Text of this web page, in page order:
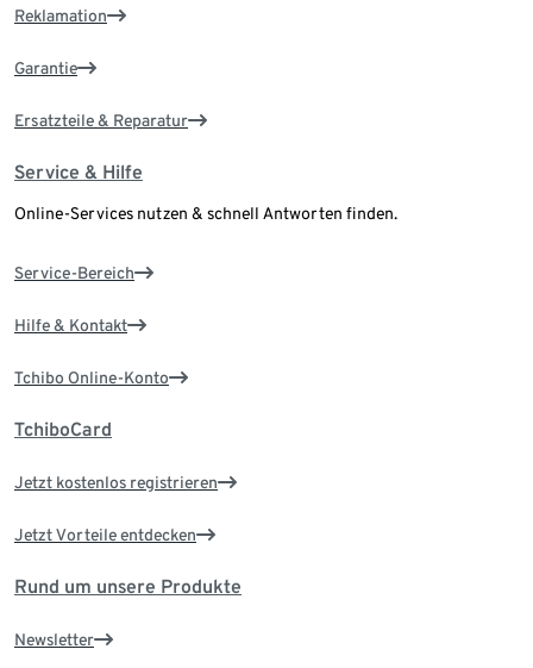
Reklamation
Garantie
Ersatzteile & Reparatur
Service & Hilfe
Online-Services nutzen & schnell Antworten finden.
Service-Bereich
Hilfe & Kontakt
Tchibo Online-Konto
TchiboCard
Jetzt kostenlos registrieren
Jetzt Vorteile entdecken
Rund um unsere Produkte
Newsletter